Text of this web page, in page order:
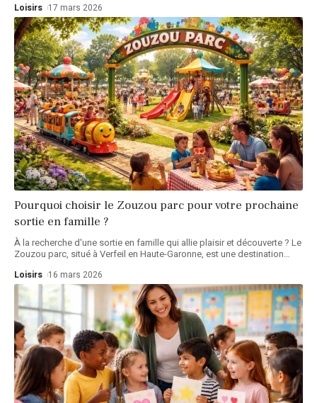
Loisirs 17 mars 2026
Pourquoi choisir le Zouzou parc pour votre prochaine
sortie en famille ?
À la recherche d'une sortie en famille qui allie plaisir et découverte ? Le
Zouzou parc, situé à Verfeil en Haute-Garonne, est une destination…
Loisirs 16 mars 2026